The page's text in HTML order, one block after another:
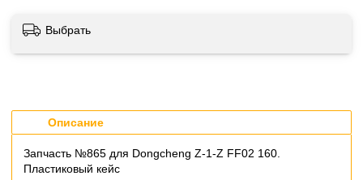
Выбрать
Описание
Запчасть №865 для Dongcheng Z-1-Z FF02 160.
Пластиковый кейс